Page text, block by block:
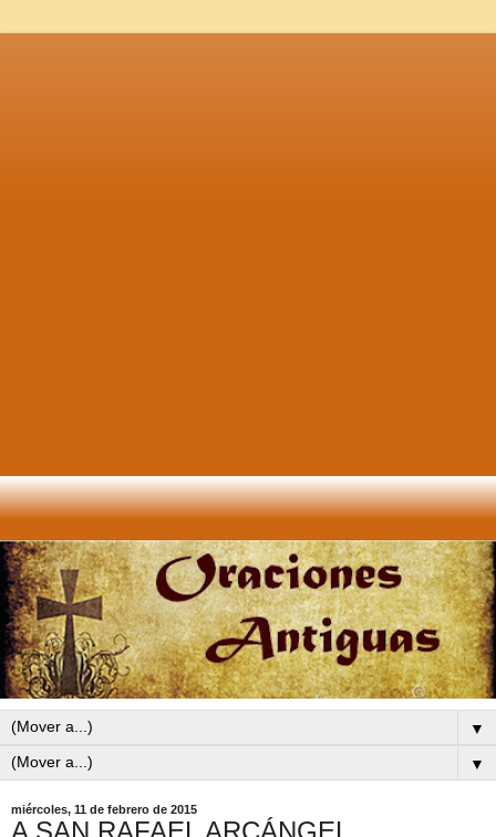
▼
▼
miércoles, 11 de febrero de 2015